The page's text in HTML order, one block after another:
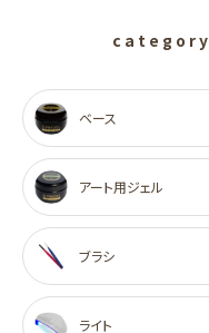
category
ベース
アート用ジェル
ブラシ
ライト